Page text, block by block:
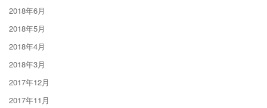
2018年6月
2018年5月
2018年4月
2018年3月
2017年12月
2017年11月